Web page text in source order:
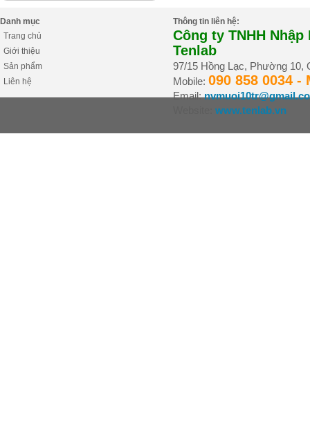
Danh mục
Trang chủ
Giới thiệu
Sản phẩm
Liên hệ
Thông tin liên hệ:
Công ty TNHH
Tenlab
97/15 Hồng Lạc, Phường 10,
Mobile: 090 858 0034 -
Email:
www.tenlab.vn